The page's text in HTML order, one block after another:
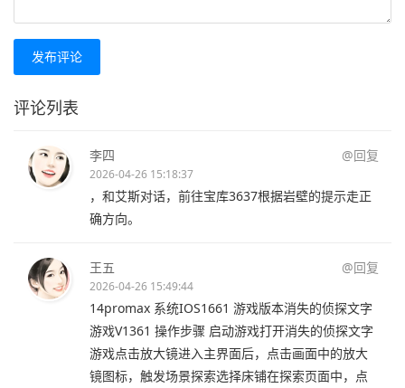
发布评论
评论列表
李四 @回复
2026-04-26 15:18:37
，和艾斯对话，前往宝库3637根据岩壁的提示走正
确方向。
王五 @回复
2026-04-26 15:49:44
14promax 系统IOS1661 游戏版本消失的侦探文字
游戏V1361 操作步骤 启动游戏打开消失的侦探文字
游戏点击放大镜进入主界面后，点击画面中的放大
镜图标，触发场景探索选择床铺在探索页面中，点